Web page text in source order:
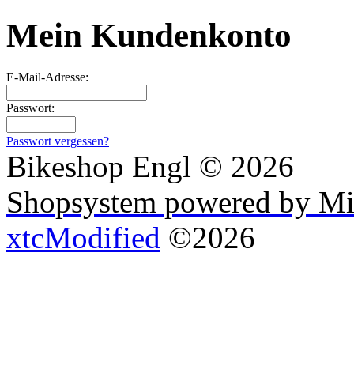
Mein Kundenkonto
E-Mail-Adresse:
Passwort:
Passwort vergessen?
Bikeshop Engl © 2026
Shopsystem powered by
xtcModified ©2026